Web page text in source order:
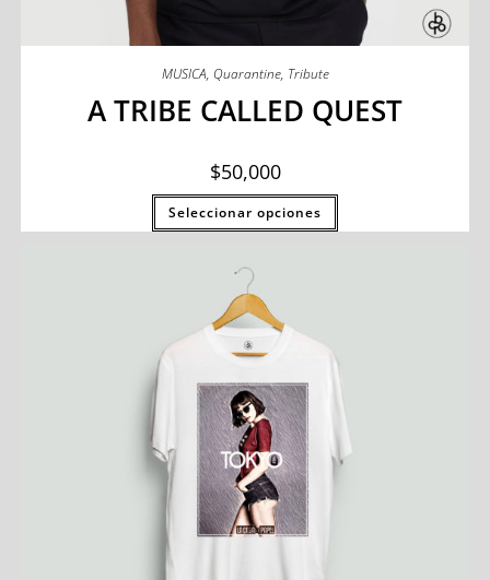
MUSICA, Quarantine, Tribute
A TRIBE CALLED QUEST
$50,000
Seleccionar opciones